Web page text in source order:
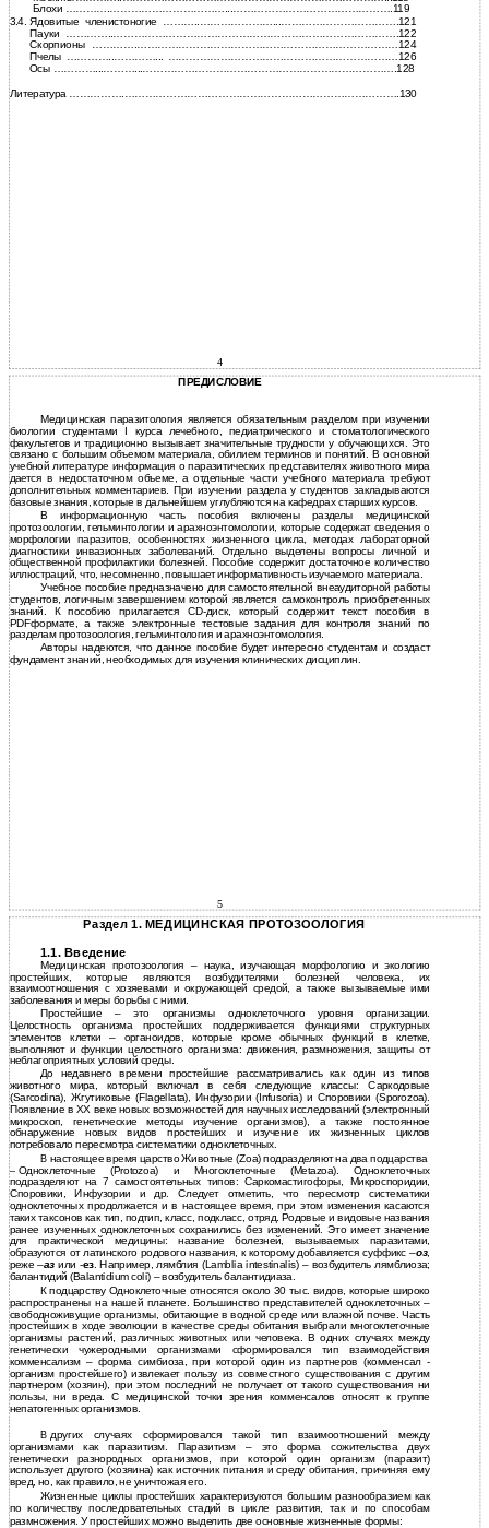
Блохи ………….……………………………...……………………………………….119
3.4. Ядовитые членистоногие ………..…………………...…………………………….121
Пауки …………..……………………………………………………………………….122
Скорпионы ………….…………………………………………………………………124
Пчелы …………..…………... …………………………………………………………126
Осы …………...………...……………………………………………………………….128
Литература …………….…………………………………………………………………….130
4
ПРЕДИСЛОВИЕ
Медицинская паразитология является обязательным разделом при изучении
биологии студентами I курса лечебного, педиатрического и стоматологического
факультетов и традиционно вызывает значительные трудности у обучающихся. Это
связано с большим объемом материала, обилием терминов и понятий. В основной
учебной литературе информация о паразитических представителях животного мира
дается в недостаточном объеме, а отдельные части учебного материала требуют
дополнительных комментариев. При изучении раздела у студентов закладываются
базовые знания, которые в дальнейшем углубляются на кафедрах старших курсов.
В информационную часть пособия включены разделы медицинской
протозоологии, гельминтологии и арахноэнтомологии, которые содержат сведения о
морфологии паразитов, особенностях жизненного цикла, методах лабораторной
диагностики инвазионных заболеваний. Отдельно выделены вопросы личной и
общественной профилактики болезней. Пособие содержит достаточное количество
иллюстраций, что, несомненно, повышает информативность изучаемого материала.
Учебное пособие предназначено для самостоятельной внеаудиторной работы
студентов, логичным завершением которой является самоконтроль приобретенных
знаний. К пособию прилагается CD-диск, который содержит текст пособия в
PDFформате, а также электронные тестовые задания для контроля знаний по
разделам протозоология, гельминтология и арахноэнтомология.
Авторы надеются, что данное пособие будет интересно студентам и создаст
фундамент знаний, необходимых для изучения клинических дисциплин.
5
Раздел 1. МЕДИЦИНСКАЯ ПРОТОЗООЛОГИЯ
1.1. Введение
Медицинская протозоология – наука, изучающая морфологию и экологию
простейших, которые являются возбудителями болезней человека, их
взаимоотношения с хозяевами и окружающей средой, а также вызываемые ими
заболевания и меры борьбы с ними.
Простейшие – это организмы одноклеточного уровня организации.
Целостность организма простейших поддерживается функциями структурных
элементов клетки – органоидов, которые кроме обычных функций в клетке,
выполняют и функции целостного организма: движения, размножения, защиты от
неблагоприятных условий среды.
До недавнего времени простейшие рассматривались как один из типов
животного мира, который включал в себя следующие классы: Саркодовые
(Sarcodina), Жгутиковые (Flagellata), Инфузории (Infusoria) и Споровики (Sporozoa).
Появление в ХХ веке новых возможностей для научных исследований (электронный
микроскоп, генетические методы изучение организмов), а также постоянное
обнаружение новых видов простейших и изучение их жизненных циклов
потребовало пересмотра систематики одноклеточных.
В настоящее время царство Животные (Zoa) подразделяют на два подцарства
– Одноклеточные (Protozoa) и Многоклеточные (Metazoa). Одноклеточных
подразделяют на 7 самостоятельных типов: Саркомастигофоры, Микроспоридии,
Споровики, Инфузории и др. Следует отметить, что пересмотр систематики
одноклеточных продолжается и в настоящее время, при этом изменения касаются
таких таксонов как тип, подтип, класс, подкласс, отряд. Родовые и видовые названия
ранее изученных одноклеточных сохранились без изменений. Это имеет значение
для практической медицины: название болезней, вызываемых паразитами,
образуются от латинского родового названия, к которому добавляется суффикс–оз,
реже –аз или -ез. Например, лямблия (Lamblia intestinalis) – возбудитель лямблиоза;
балантидий (Balantidium coli) – возбудитель балантидиаза.
К подцарству Одноклеточные относятся около 30 тыс. видов, которые широко
распространены на нашей планете. Большинство представителей одноклеточных –
свободноживущие организмы, обитающие в водной среде или влажной почве. Часть
простейших в ходе эволюции в качестве среды обитания выбрали многоклеточные
организмы растений, различных животных или человека. В одних случаях между
генетически чужеродными организмами сформировался тип взаимодействия
комменсализм – форма симбиоза, при которой один из партнеров (комменсал -
организм простейшего) извлекает пользу из совместного существования с другим
партнером (хозяин), при этом последний не получает от такого существования ни
пользы, ни вреда. С медицинской точки зрения комменсалов относят к группе
непатогенных организмов.
В других случаях сформировался такой тип взаимоотношений между
организмами как паразитизм. Паразитизм – это форма сожительства двух
генетически разнородных организмов, при которой один организм (паразит)
использует другого (хозяина) как источник питания и среду обитания, причиняя ему
вред, но, как правило, не уничтожая его.
Жизненные циклы простейших характеризуются большим разнообразием как
по количеству последовательных стадий в цикле развития, так и по способам
размножения. У простейших можно выделить две основные жизненные формы: